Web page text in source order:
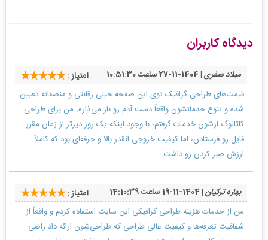
دیدگاه کاربران
میلاد صفری| 1404-11-27 ساعت 10:51:30
امتیاز :
قیمت‌های طراحی گرافیک توی این صفحه خیلی رقابتی و منصفانه تعیین
شده و تنوع خدماتشون واقعاً دست آدم رو باز می‌ذاره. من برای طراحی
کاتالوگ ازشون خدمات گرفتم، با وجود اینکه یک روز دیرتر از زمان مقرر
فایل رو فرستادن، اما کیفیت خروجی انقدر بالا و حرفه‌ای بود که کاملاً
ارزش صبر کردن رو داشت.
بهاره ترکیان| 1404-11-19 ساعت 14:10:39
امتیاز :
من از خدمات هزینه طراحی گرافیکی این سایت استفاده کردم و واقعاً از
شفافیت تعرفه‌ها و کیفیت عالی طراحی که طراحی‌شون ارائه داد راضی